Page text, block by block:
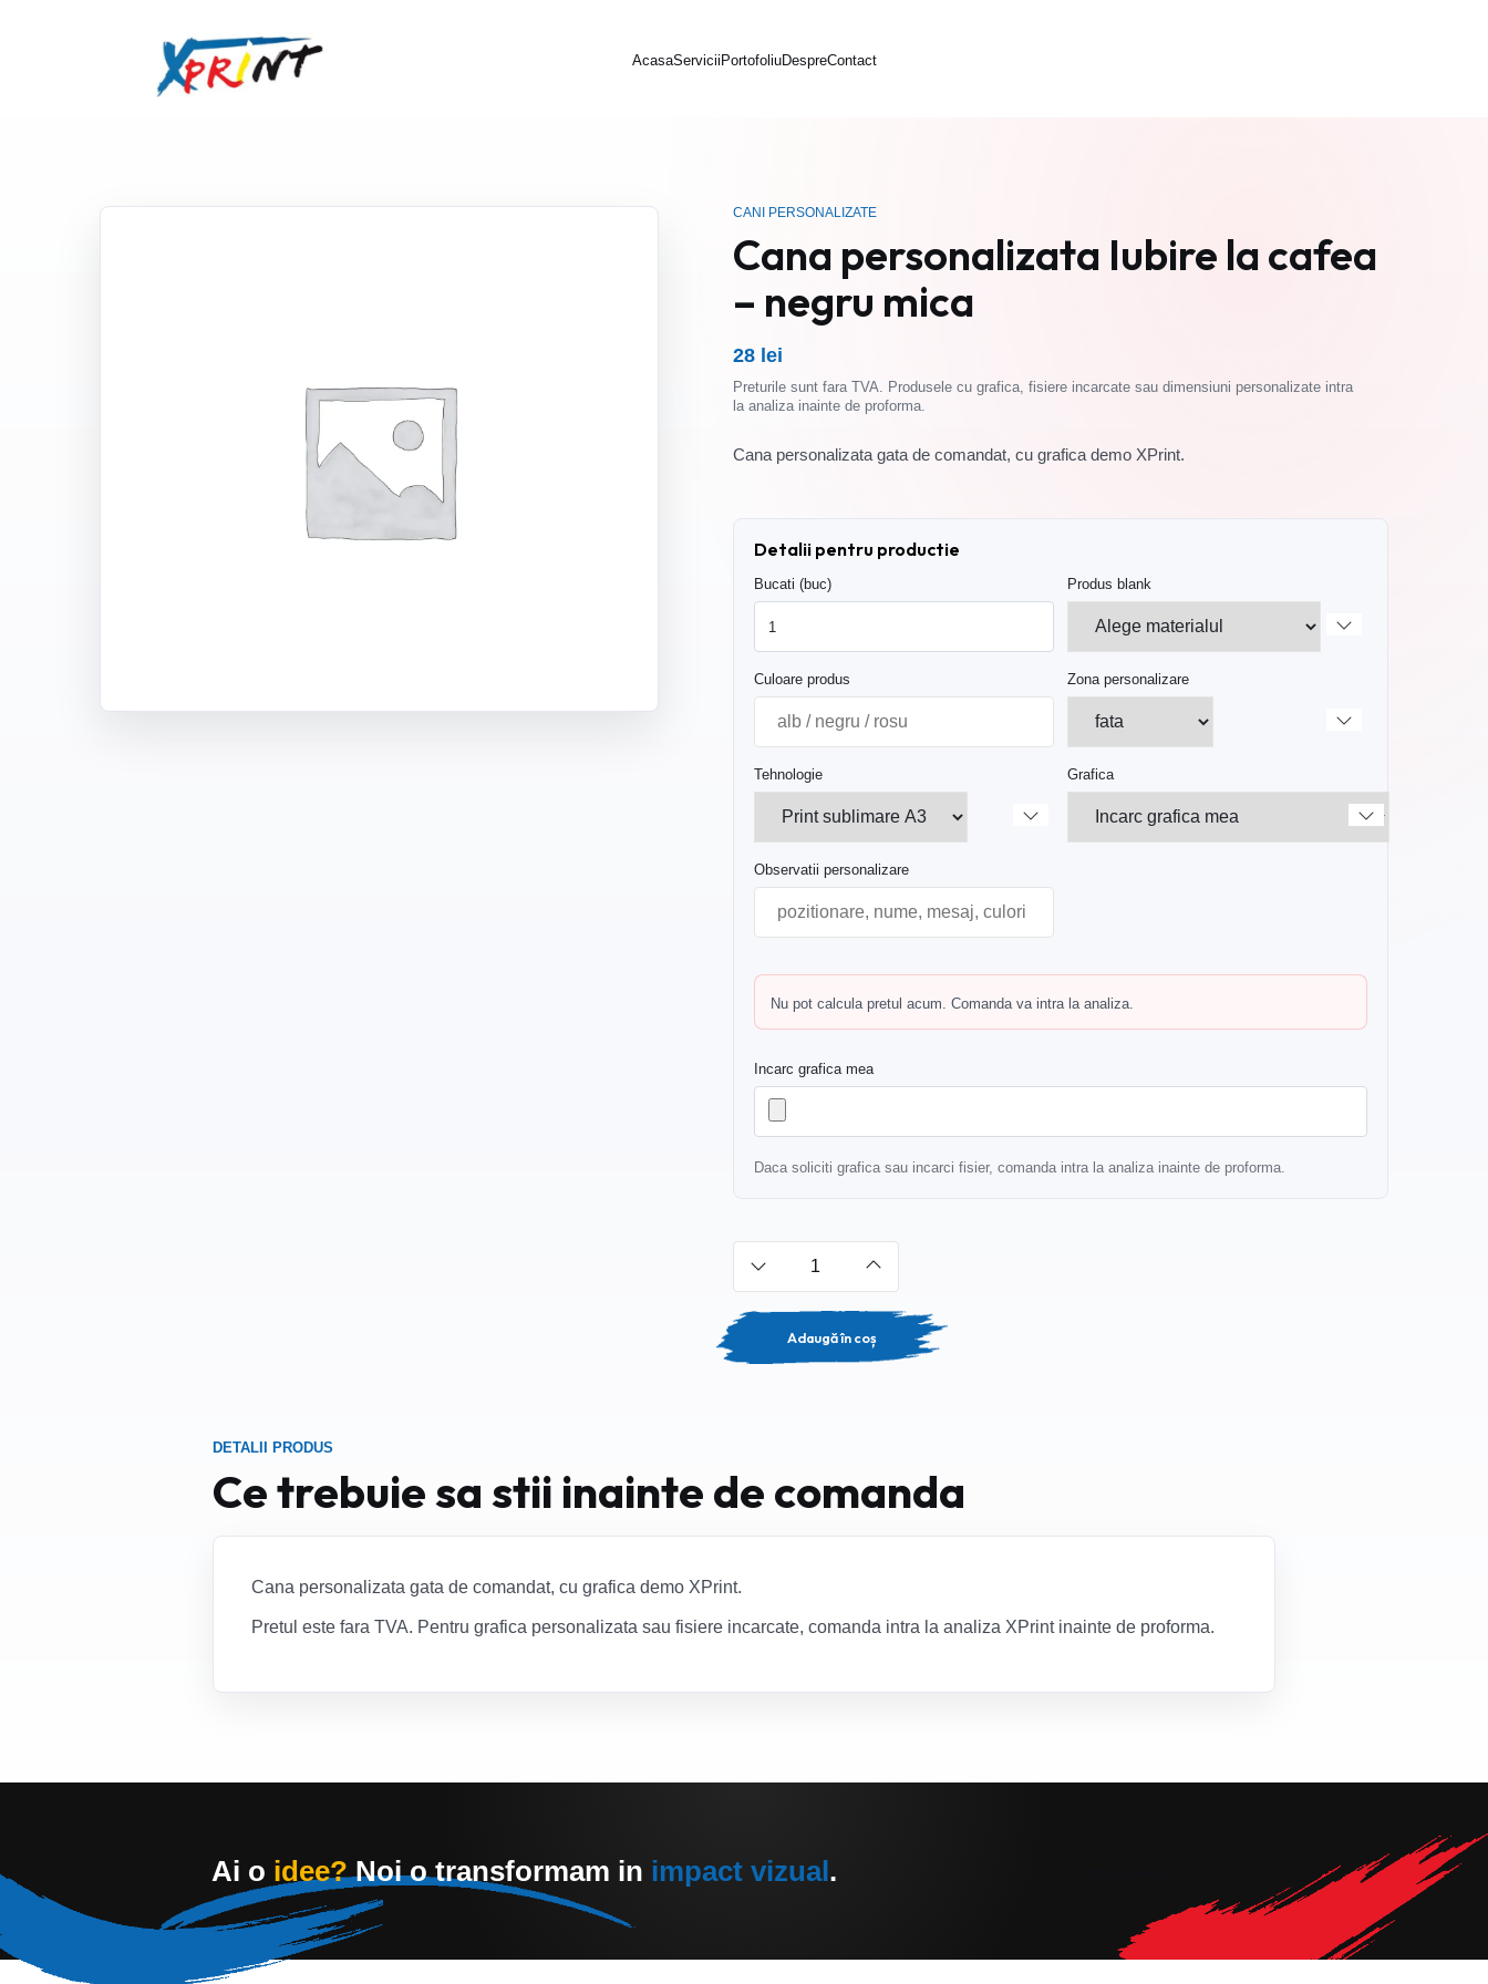
AcasaServicii PortofoliuDespreContact
CANI PERSONALIZATE
Cana personalizata Iubire la cafea
– negru mica
28 lei
Preturile sunt fara TVA. Produsele cu grafica, fisiere incarcate sau dimensiuni personalizate intra
la analiza inainte de proforma.
Cana personalizata gata de comandat, cu grafica demo XPrint.
Detalii pentru productie
Bucati (buc) Produs blank
Culoare produs Zona personalizare
Tehnologie Grafica
Observatii personalizare
Nu pot calcula pretul acum. Comanda va intra la analiza.
Incarc grafica mea
Daca soliciti grafica sau incarci fisier, comanda intra la analiza inainte de proforma.
Adaugă în coș
DETALII PRODUS
Ce trebuie sa stii inainte de comanda
Cana personalizata gata de comandat, cu grafica demo XPrint.
Pretul este fara TVA. Pentru grafica personalizata sau fisiere incarcate, comanda intra la analiza XPrint inainte de proforma.
Ai o idee?Noi o transformam in impact vizual.